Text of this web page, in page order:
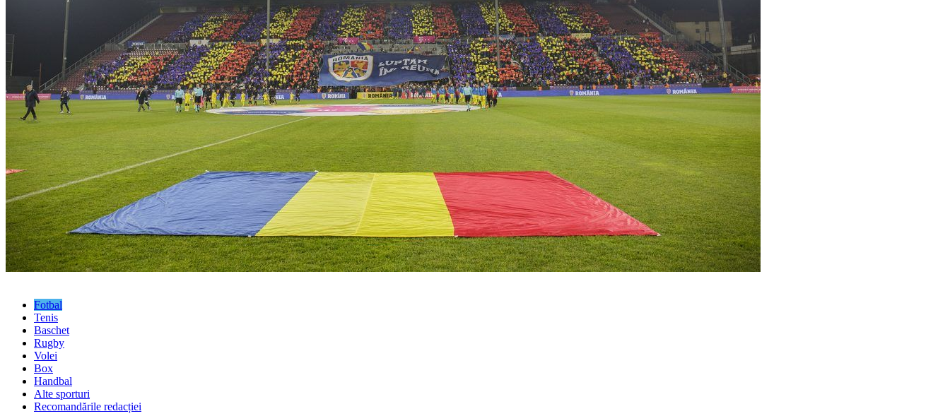
Fotbal
Tenis
Baschet
Rugby
Volei
Box
Handbal
Alte sporturi
Recomandările redacției